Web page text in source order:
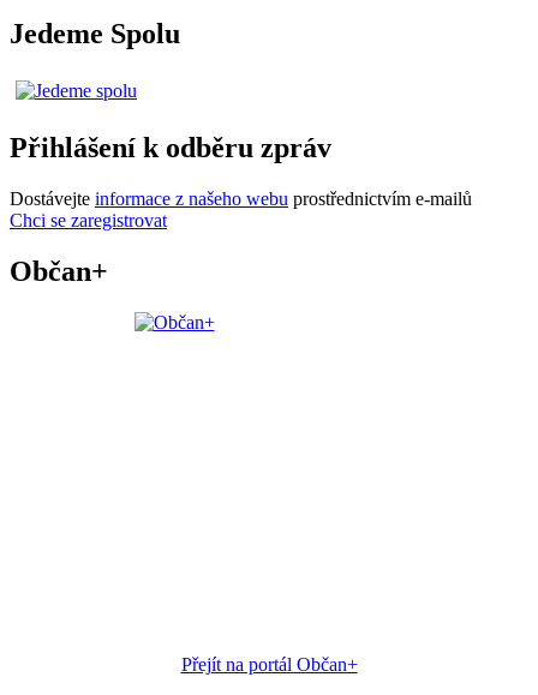
Jedeme Spolu
Přihlášení k odběru zpráv
Dostávejte informace z našeho webu prostřednictvím e-mailů
Chci se zaregistrovat
Občan+
Přejít na portál Občan+